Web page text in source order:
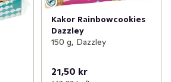
Kakor Rainbowcookies
Dazzley
150 g, Dazzley
21,50 kr